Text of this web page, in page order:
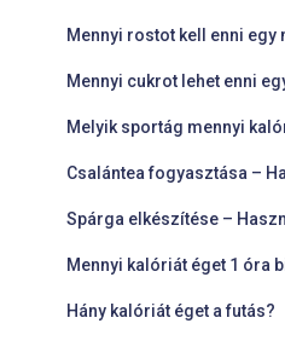
Mennyi rostot kell enni egy
Mennyi cukrot lehet enni
Melyik sportág mennyi
Csalántea fogyasztása –
Spárga elkészítése –
Mennyi kalóriát éget 1 óra
Hány kalóriát éget a futás?